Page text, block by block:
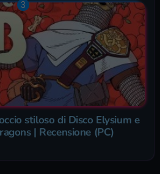
stiloso di Disco Elysium e
| Recensione (PC)